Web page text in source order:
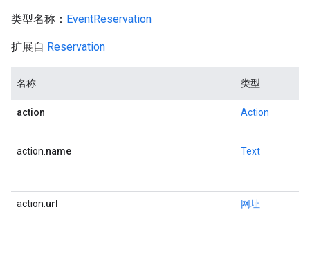
类型名称： EventReservation
扩展自 Reservation
名称 类型
action Action
action. name Text
action. url 网址